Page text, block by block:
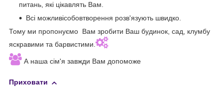
питань, які цікавлять Вам.
Всі можливісобовтворення розв'язують швидко.
Тому ми пропонуємо Вам зробити Ваш будинок, сад, клумбу
яскравими та барвистими.
А наша сім'я завжди Вам допоможе
Приховати